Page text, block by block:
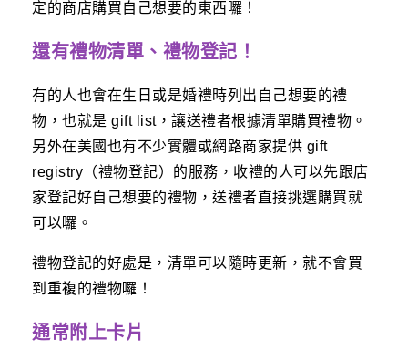
定的商店購買自己想要的東西囉！
還有禮物清單、禮物登記！
有的人也會在生日或是婚禮時列出自己想要的禮
物，也就是 gift list，讓送禮者根據清單購買禮物。
另外在美國也有不少實體或網路商家提供 gift
registry（禮物登記）的服務，收禮的人可以先跟店
家登記好自己想要的禮物，送禮者直接挑選購買就
可以囉。
禮物登記的好處是，清單可以隨時更新，就不會買
到重複的禮物囉！
通常附上卡片